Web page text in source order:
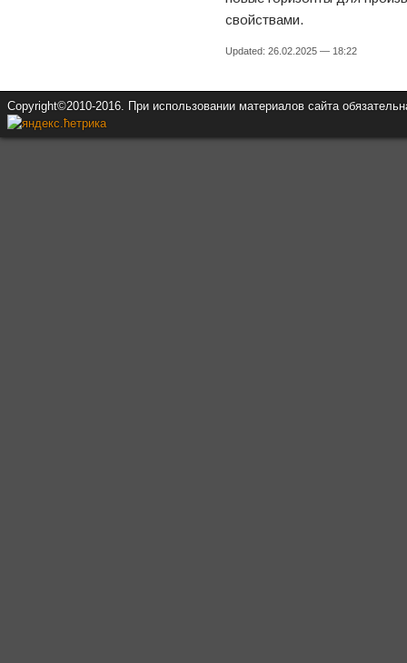
свойствами.
Updated: 26.02.2025 — 18:22
Copyright©2010-2016. При использовании материалов сайта